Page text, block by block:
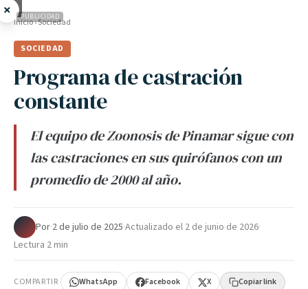
× PUBLICIDAD
Inicio›Sociedad
SOCIEDAD
Programa de castración
constante
El equipo de Zoonosis de Pinamar sigue con
las castraciones en sus quirófanos con un
promedio de 2000 al año.
Por·2 de julio de 2025·Actualizado el 2 de junio de 2026·
Lectura 2 min
COMPARTIR WhatsApp Facebook X Copiar link